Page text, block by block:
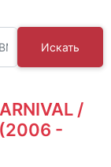
Искать
/
(2006 -